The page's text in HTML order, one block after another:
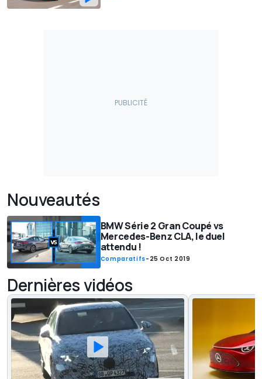
Nouveautés
BMW Série 2 Gran Coupé vs
Mercedes-Benz CLA, le duel
attendu !
Comparatifs- 25 Oct 2019
Dernières vidéos